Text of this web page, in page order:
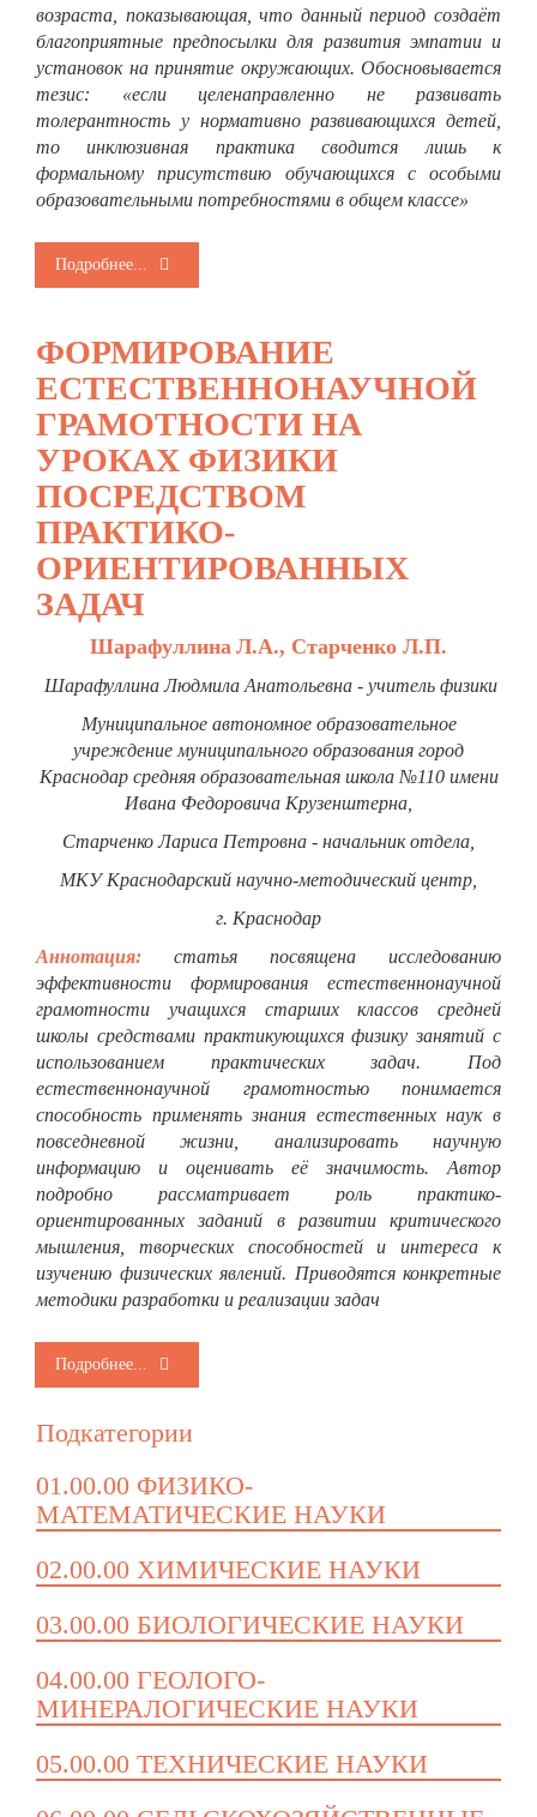
возраста, показывающая, что данный период создаёт
благоприятные предпосылки для развития эмпатии и
установок на принятие окружающих. Обосновывается
тезис: «если целенаправленно не развивать
толерантность у нормативно развивающихся детей,
то инклюзивная практика сводится лишь к
формальному присутствию обучающихся с особыми
образовательными потребностями в общем классе»
Подробнее...
ФОРМИРОВАНИЕ
ЕСТЕСТВЕННОНАУЧНОЙ
ГРАМОТНОСТИ НА
УРОКАХ ФИЗИКИ
ПОСРЕДСТВОМ
ПРАКТИКО-
ОРИЕНТИРОВАННЫХ
ЗАДАЧ
Шарафуллина Л.А., Старченко Л.П.
Шарафуллина Людмила Анатольевна - учитель физики
Муниципальное автономное образовательное
учреждение муниципального образования город
Краснодар средняя образовательная школа №110 имени
Ивана Федоровича Крузенштерна,
Старченко Лариса Петровна - начальник отдела,
МКУ Краснодарский научно-методический центр,
г. Краснодар
Аннотация:
статья посвящена исследованию
эффективности формирования естественнонаучной
грамотности учащихся старших классов средней
школы средствами практикующихся физику занятий с
использованием практических задач. Под
естественнонаучной грамотностью понимается
способность применять знания естественных наук в
повседневной жизни, анализировать научную
информацию и оценивать её значимость. Автор
подробно рассматривает роль практико-
ориентированных заданий в развитии критического
мышления, творческих способностей и интереса к
изучению физических явлений. Приводятся конкретные
методики разработки и реализации задач
Подробнее...
Подкатегории
01.00.00 ФИЗИКО-
МАТЕМАТИЧЕСКИЕ НАУКИ
02.00.00 ХИМИЧЕСКИЕ НАУКИ
03.00.00 БИОЛОГИЧЕСКИЕ НАУКИ
04.00.00 ГЕОЛОГО-
МИНЕРАЛОГИЧЕСКИЕ НАУКИ
05.00.00 ТЕХНИЧЕСКИЕ НАУКИ